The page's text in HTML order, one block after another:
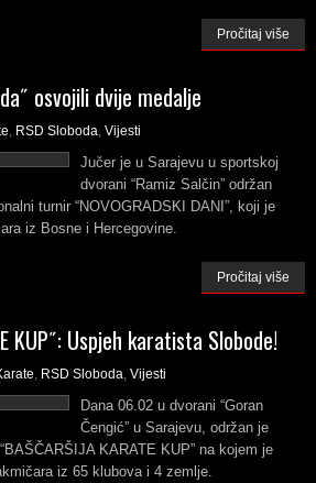
Pročitaj više
osvojili dvije medalje
, RSD Sloboda, Vijesti
Jučer je u Sarajevu u sportskoj
dvorani “Ramiz Salčin” održan
turnir “NOVOGRADSKI DANI”, koji je
iz Bosne i Hercegovine.
Pročitaj više
KUP˝: Uspjeh karatista Slobode!
, RSD Sloboda, Vijesti
Dana 06.02 u dvorani “Goran
Čengić” u Sarajevu, održan je
KARATE KUP” na kojem je
iz 65 klubova i 4 zemlje.